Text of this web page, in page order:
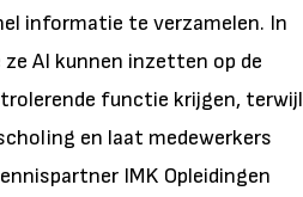
informatie te verzamelen. In
AI kunnen inzetten op de
functie krijgen, terwijl
en laat medewerkers
IMK Opleidingen